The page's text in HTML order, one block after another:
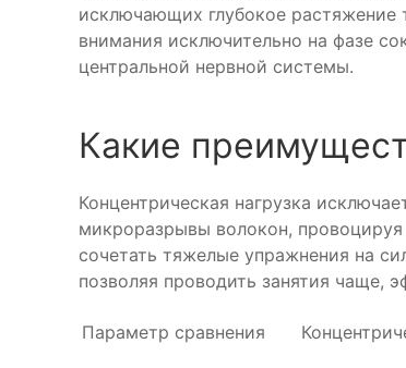
исключающих глубокое растяжение
внимания исключительно на фазе
центральной нервной системы.
Какие
Концентрическая нагрузка
микроразрывы волокон,
сочетать тяжелые упражнения на
позволяя проводить занятия чаще,
Параметр сравнения